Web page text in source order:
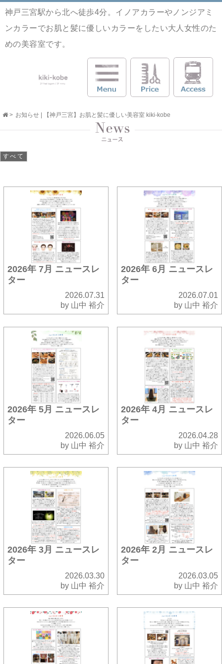
神戸三宮駅から北へ徒歩4分。イノアカラーやノンジアミ
ンカラーでお肌と髪に優しいカラーをしたい大人女性のた
めの美容室です。
> お知らせ | 【神戸三宮】お肌と髪に優しい美容室 kiki-kobe
すべて
2026年 7月 ニュースレ
ター
2026.07.31
by 山中 裕介
2026年 6月 ニュースレ
ター
2026.07.01
by 山中 裕介
2026年 5月 ニュースレ
ター
2026.06.05
by 山中 裕介
2026年 4月 ニュースレ
ター
2026.04.28
by 山中 裕介
2026年 3月 ニュースレ
ター
2026.03.30
by 山中 裕介
2026年 2月 ニュースレ
ター
2026.03.05
by 山中 裕介